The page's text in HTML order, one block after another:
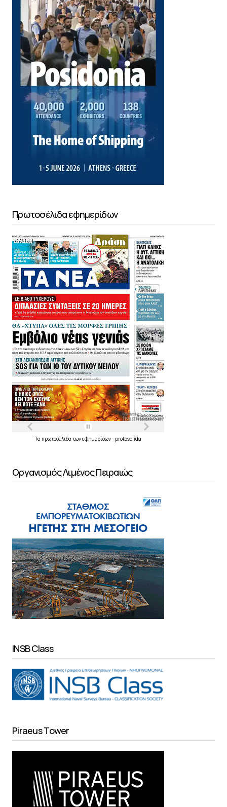
Πρωτοσέλιδα εφημερίδων
Τα πρωτοσέλιδα τωνεφημερίδων- protoselida
Οργανισμός Λιμένος Πειραιώς
INSB Class
Piraeus Tower